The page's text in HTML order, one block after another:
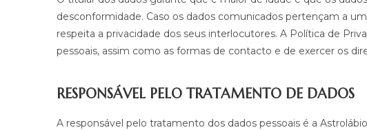
desconformidade. Caso os dados comunicados pertençam a
respeita a privacidade dos seus interlocutores. A Política de
pessoais, assim como as formas de contacto e de exercer os
RESPONSÁVEL PELO TRATAMENTO DE DADOS
A responsável pelo tratamento dos dados pessoais é a